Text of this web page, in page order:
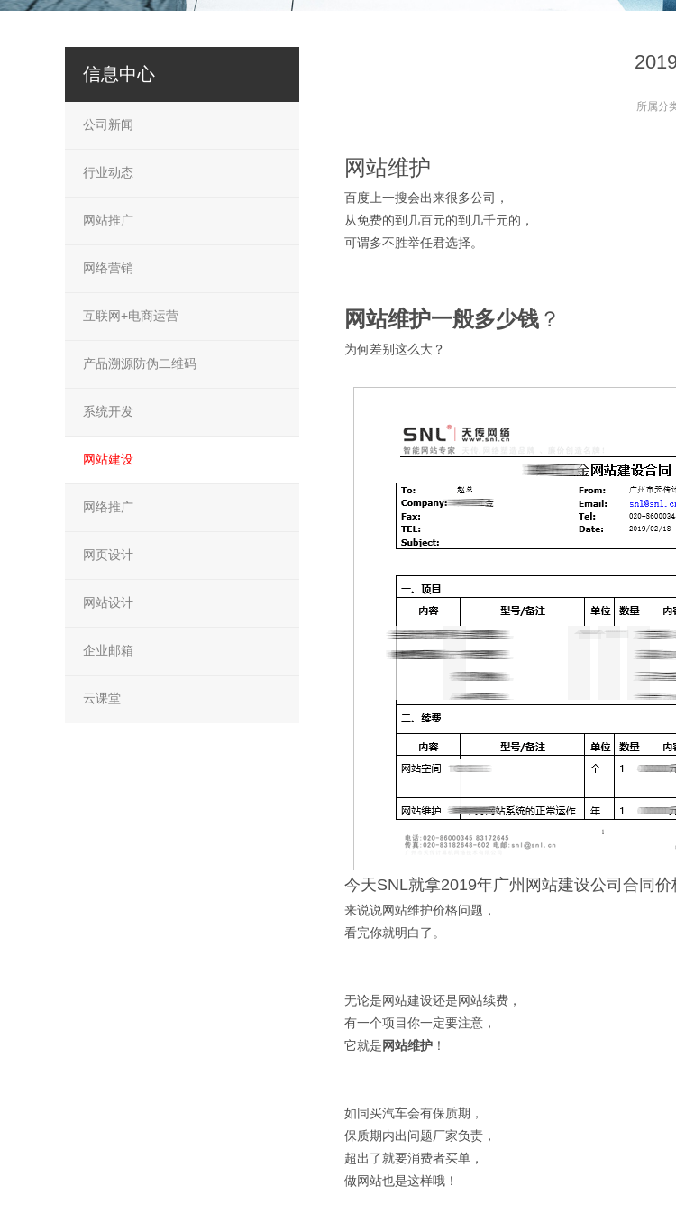
所属分
网站维护
百度上一搜会出来很多公司，
从免费的到几百元的到几千元的，
可谓多不胜举任君选择。
网站维护一般多少钱 ？
为何差别这么大？
今天SNL就拿2019年广州网站建设公司合同价
来说说网站维护价格问题，
看完你就明白了。
无论是网站建设还是网站续费，
有一个项目你一定要注意，
它就是网站维护 ！
如同买汽车会有保质期，
保质期内出问题厂家负责，
超出了就要消费者买单，
做网站也是这样哦！
信息中心
公司新闻
行业动态
网站推广
网络营销
互联网+电商运营
产品溯源防伪二维码
系统开发
网站建设
网络推广
网页设计
网站设计
企业邮箱
云课堂